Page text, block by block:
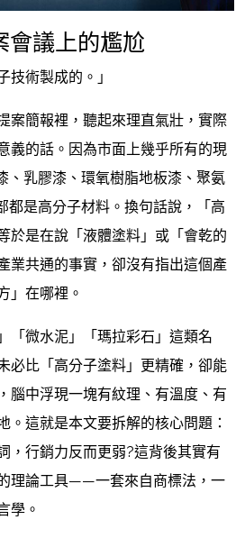
會議上的尷尬
技術製成的。」
案簡報裡，聽起來理直氣壯，實際
義的話。因為市面上幾乎所有的現
乳膠漆、環氧樹脂地板漆、聚氨
是高分子材料。換句話說，「高
於是在說「液體塗料」或「會乾的
業共通的事實，卻沒有指出這個產
」在哪裡。
「微水泥」「瑪拉彩石」這類名
必比「高分子塗料」更精確，卻能
腦中浮現一塊有紋理、有溫度、有
。這就是本文要拆解的核心問題：
，行銷力反而更弱?這背後其實有
理論工具——一套來自商標法，一
學。